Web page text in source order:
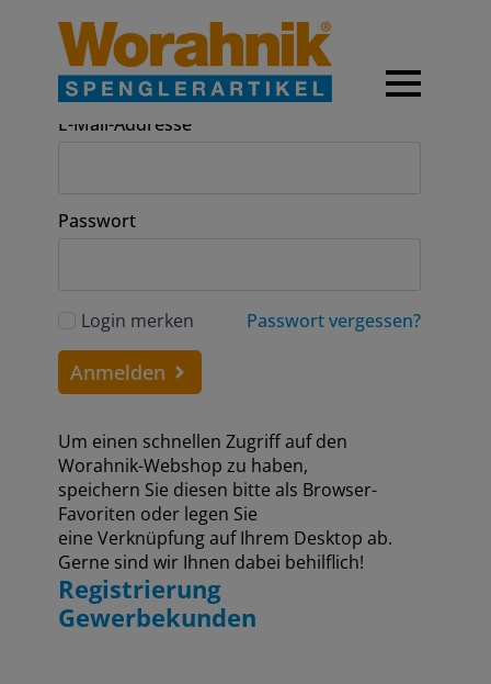
Anmeldung
E-Mail-Addresse
Passwort
Login merken Passwort vergessen?
Anmelden
Um einen schnellen Zugriff auf den
Worahnik-Webshop zu haben,
speichern Sie diesen bitte als Browser-
Favoriten oder legen Sie
eine Verknüpfung auf Ihrem Desktop ab.
Gerne sind wir Ihnen dabei behilflich!
Registrierung
Gewerbekunden